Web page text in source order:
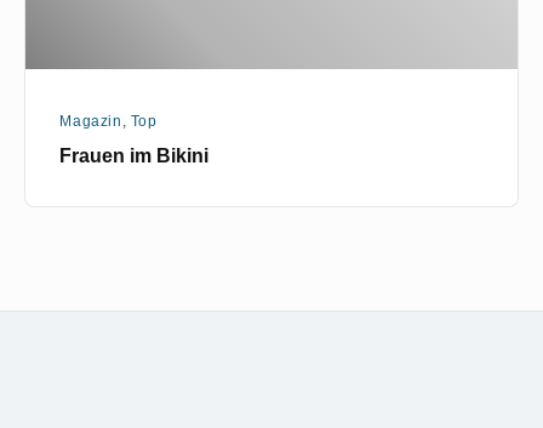
Magazin Top
Frauen im Bikini